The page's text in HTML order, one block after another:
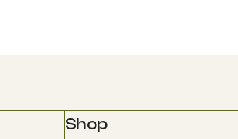
Shop